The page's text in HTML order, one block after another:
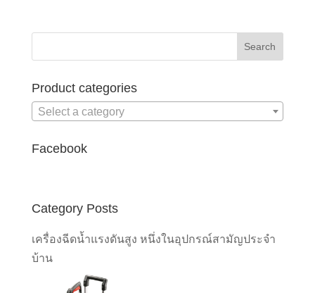
Product categories
Select a category
Facebook
Category Posts
เครื่องฉีดน้ำแรงดันสูง หนึ่งในอุปกรณ์สามัญประจำ
บ้าน